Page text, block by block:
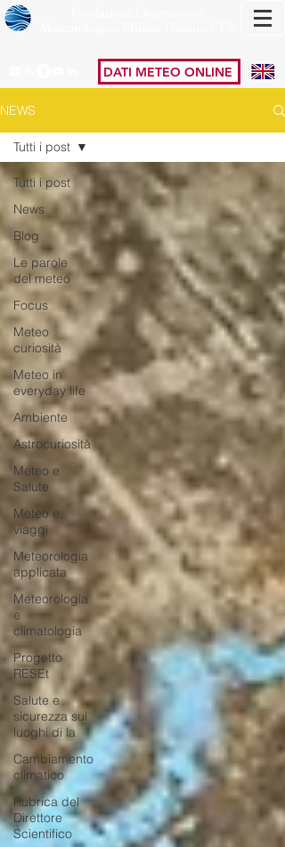
DATI METEO ONLINE
NEWS
Tutti i post
News
Blog
Le parole
del meteo
Focus
Meteo
curiosità
Meteo in
everyday life
Ambiente
Astrocuriosità
Meteo e
Salute
Meteo e
viaggi
Meteorologia
applicata
Meteorologia
e
climatologia
Progetto
RESEt
Salute e
sicurezza sui
luoghi di la
Cambiamento
climatico
Rubrica del
Direttore
Scientifico
Tutti i post